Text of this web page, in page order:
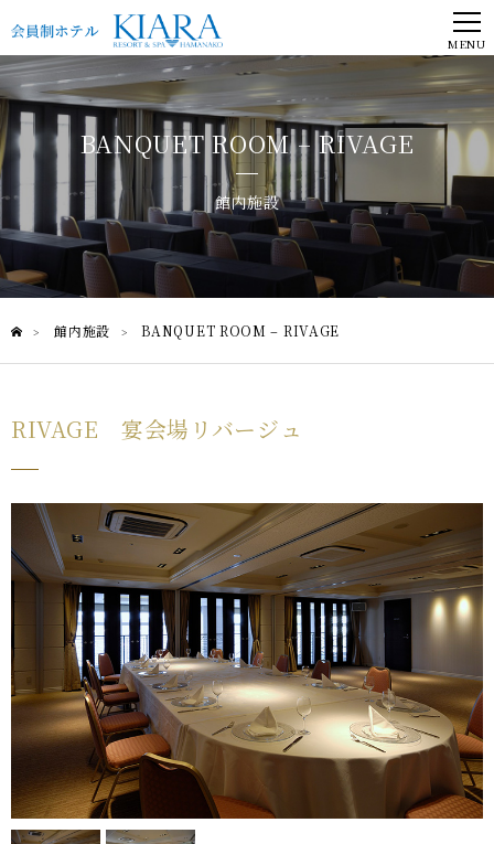
MENU
BANQUET ROOM – RIVAGE
館内施設
> 館内施設 > BANQUET ROOM – RIVAGE
RIVAGE 宴会場リバージュ